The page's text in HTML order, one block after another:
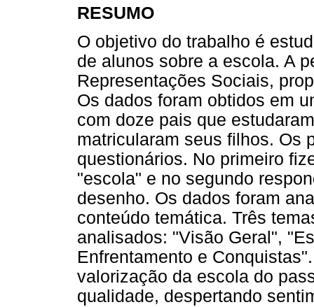
RESUMO
O objetivo do trabalho é
de alunos sobre a escola. A
Representações Sociais,
Os dados foram obtidos em
com doze pais que
matricularam seus filhos. Os
questionários. No primeiro
"escola" e no segundo
desenho. Os dados foram
conteúdo temática. Três
analisados: "Visão Geral",
Enfrentamento e
valorização da escola do
qualidade, despertando